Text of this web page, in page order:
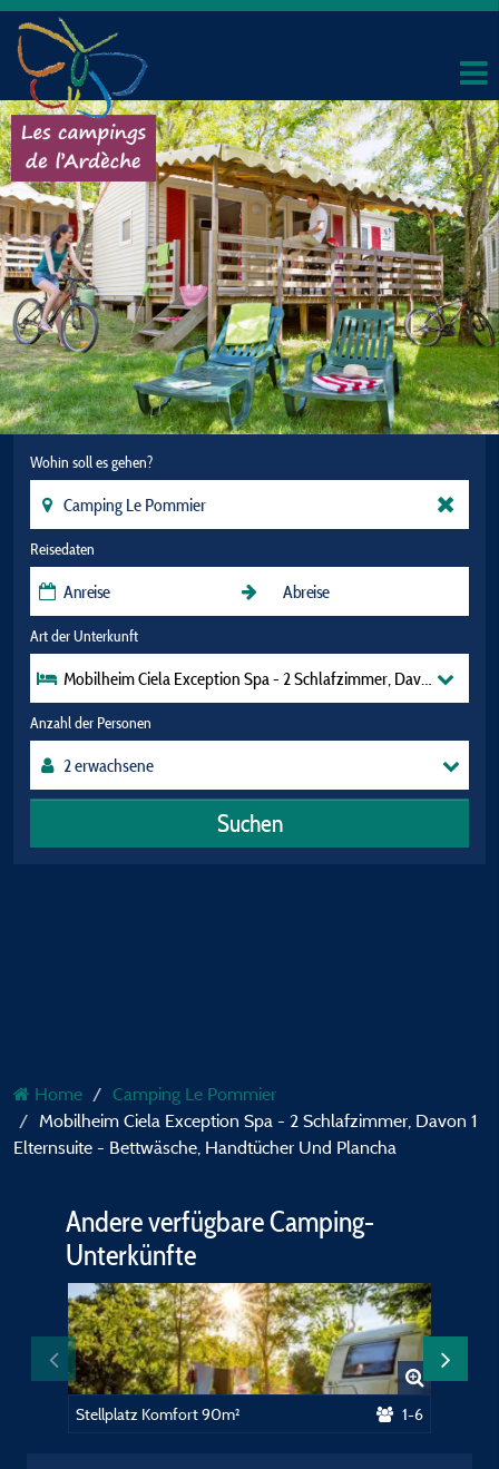
Wohin soll es gehen?
Reisedaten
Art der Unterkunft
Mobilheim Ciela Exception Spa - 2 Schlafzimmer, Davon 1
Anzahl der Personen
Suchen
Home
Camping Le Pommier
Mobilheim Ciela Exception Spa - 2 Schlafzimmer, Davon 1
Elternsuite - Bettwäsche, Handtücher Und Plancha
Andere verfügbare Camping-
Unterkünfte
Stellplatz Komfort 90m² 1-6